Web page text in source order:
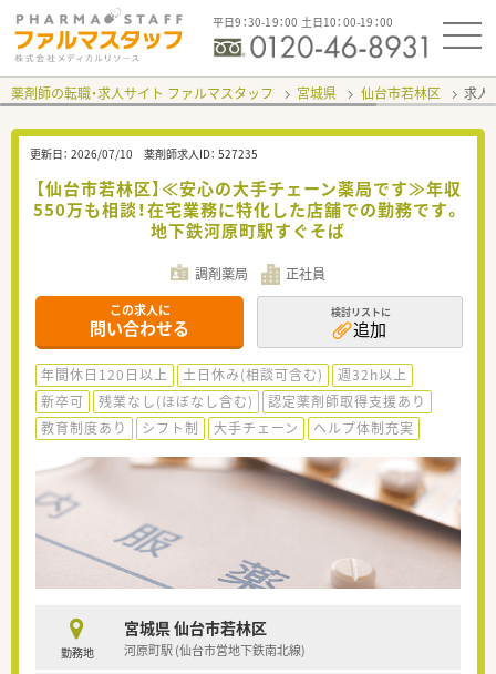
平日9：30-19：00 土日10：00-19：00
薬剤師の転職・求人サイト ファルマスタッフ 宮城県 仙台市若林区 求人
更新日： 2026/07/10 薬剤師求人ID： 527235
【仙台市若林区】≪安心の大手チェーン薬局です≫年収
550万も相談！在宅業務に特化した店舗での勤務です。
地下鉄河原町駅すぐそば
調剤薬局 正社員
この求人に
問い合わせる
検討リストに
追加
年間休日120日以上 土日休み(相談可含む)
週32h以上
新卒可
残業なし(ほぼなし含む)
認定薬剤師取得支援あり
教育制度あり
シフト制 大手チェーン ヘルプ体制充実
勤務地
宮城県 仙台市若林区
河原町駅 (仙台市営地下鉄南北線)